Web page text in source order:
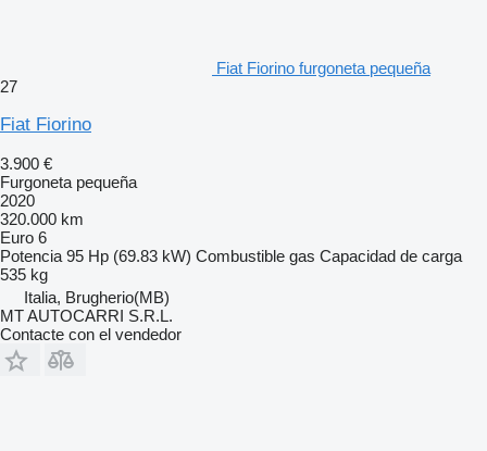
Fiat Fiorino furgoneta pequeña
27
Fiat Fiorino
3.900 €
Furgoneta pequeña
2020
320.000 km
Euro 6
Potencia 95 Hp (69.83 kW) Combustible gas Capacidad de carga
535 kg
Italia, Brugherio(MB)
MT AUTOCARRI S.R.L.
Contacte con el vendedor